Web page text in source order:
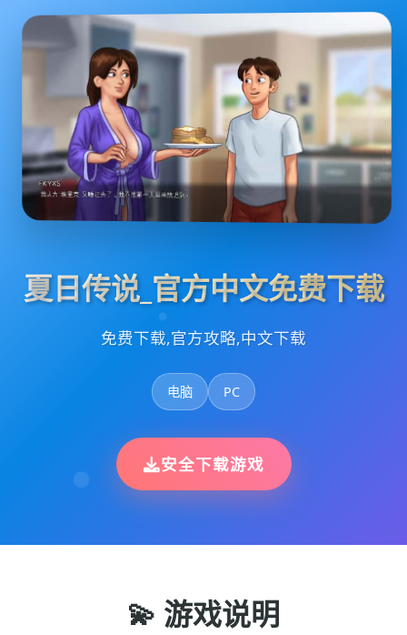
夏日传说_官方中文免费下载
免费下载,官方攻略,中文下载
电脑 PC
安全下载游戏
💫 游戏说明